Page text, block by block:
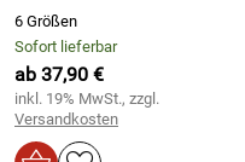
6 Größen
Sofort lieferbar
ab 37,90 €
inkl. 19% MwSt., zzgl.
Versandkosten